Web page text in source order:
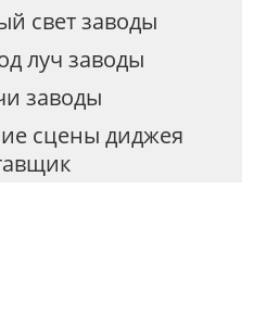
свет заводы
луч заводы
заводы
сцены диджея